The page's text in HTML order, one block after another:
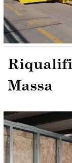
Massa